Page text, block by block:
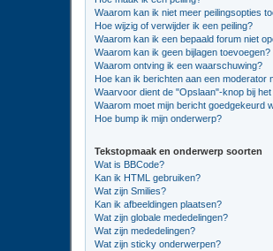
Waarom kan ik niet meer peilingsopties
Hoe wijzig of verwijder ik een peiling?
Waarom kan ik een bepaald forum niet
Waarom kan ik geen bijlagen toevoegen?
Waarom ontving ik een waarschuwing?
Hoe kan ik berichten aan een moderator
Waarvoor dient de "Opslaan"-knop bij
Waarom moet mijn bericht goedgekeurd
Hoe bump ik mijn onderwerp?
Tekstopmaak en onderwerp soorten
Wat is BBCode?
Kan ik HTML gebruiken?
Wat zijn Smilies?
Kan ik afbeeldingen plaatsen?
Wat zijn globale mededelingen?
Wat zijn mededelingen?
Wat zijn sticky onderwerpen?